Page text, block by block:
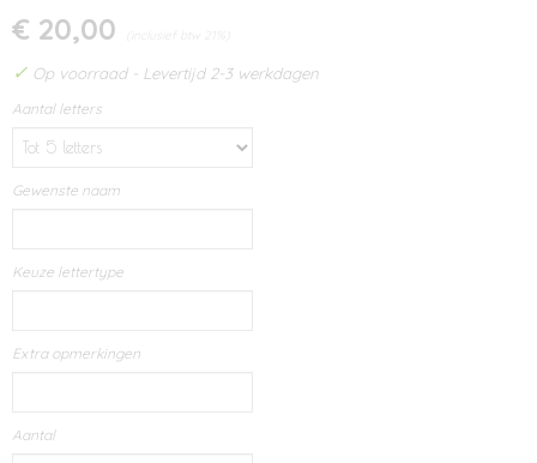
€ 20,00 (inclusief btw 21%)
✓ Op voorraad - Levertijd 2-3 werkdagen
Aantal letters
Gewenste naam
Keuze lettertype
Extra opmerkingen
Aantal